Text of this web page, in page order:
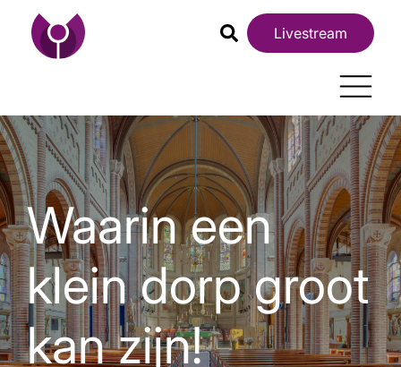
Livestream
Waarin een
klein dorp groot
kan zijn!